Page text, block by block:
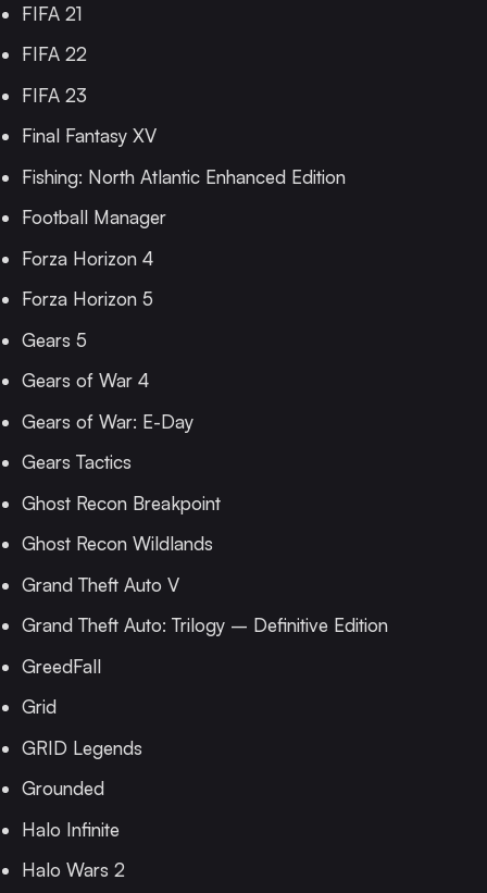
FIFA 21
FIFA 22
FIFA 23
Final Fantasy XV
Fishing: North Atlantic Enhanced Edition
Football Manager
Forza Horizon 4
Forza Horizon 5
Gears 5
Gears of War 4
Gears of War: E-Day
Gears Tactics
Ghost Recon Breakpoint
Ghost Recon Wildlands
Grand Theft Auto V
Grand Theft Auto: Trilogy – Definitive Edition
GreedFall
Grid
GRID Legends
Grounded
Halo Infinite
Halo Wars 2